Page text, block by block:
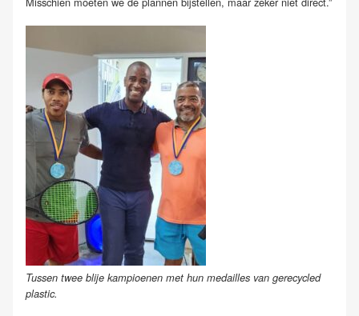
Tussen twee blije kampioenen met hun medailles van gerecycled
plastic.